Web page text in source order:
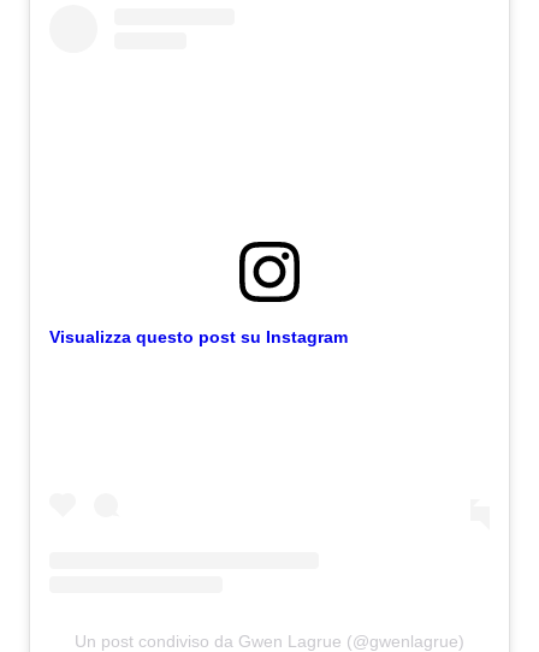
Visualizza questo post su Instagram
Un post condiviso da Gwen Lagrue (@gwenlagrue)